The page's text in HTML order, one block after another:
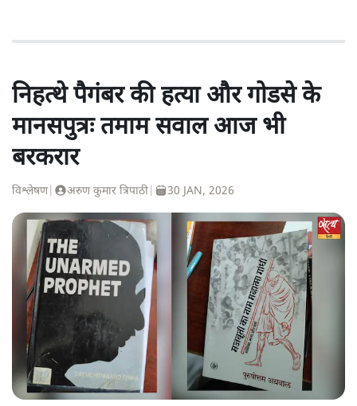
निहत्थे पैगंबर की हत्या और गोडसे के
मानसपुत्रः तमाम सवाल आज भी
बरकरार
विश्लेषण| अरुण कुमार त्रिपाठी 30 JAN, 2026